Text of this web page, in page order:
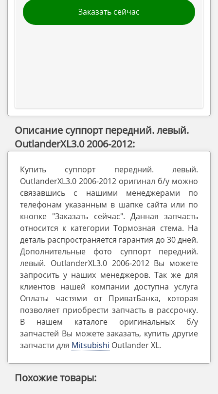
Заказать сейчас
Описание суппорт передний. левый.
OutlanderXL3.0 2006-2012:
Купить суппорт передний. левый.
OutlanderXL3.0 2006-2012 оригинал б/у можно
связавшись с нашими менеджерами по
телефонам указанным в шапке сайта или по
кнопке "Заказать сейчас". Данная запчасть
относится к категории Тормозная стема. На
деталь распространяется гарантия до 30 дней.
Дополнительные фото суппорт передний.
левый. OutlanderXL3.0 2006-2012 Вы можете
запросить у наших менеджеров. Так же для
клиентов нашей компании доступна услуга
Оплаты частями от ПриватБанка, которая
позволяет приобрести запчасть в рассрочку.
В нашем каталоге оригинальных б/у
запчастей Вы можете заказать, купить другие
запчасти для Mitsubishi Outlander ‎XL.
Похожие товары: